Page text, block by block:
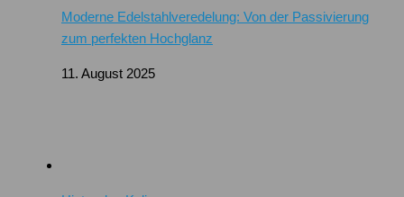
Moderne Edelstahlveredelung: Von der Passivierung
zum perfekten Hochglanz
11. August 2025